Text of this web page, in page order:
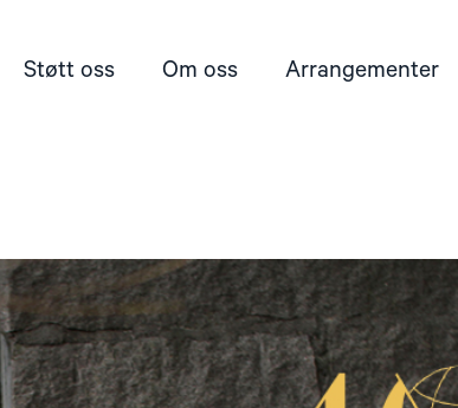
Støtt oss Om oss Arrangementer